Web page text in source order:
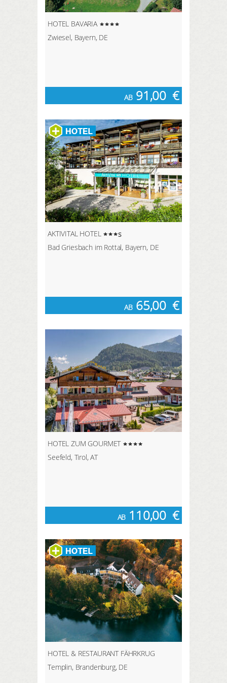
HOTEL BAVARIA
Zwiesel, Bayern, DE
AB 91,00 €
AKTIVITAL HOTEL
s
Bad Griesbach im Rottal, Bayern, DE
AB 65,00 €
HOTEL ZUM GOURMET
Seefeld, Tirol, AT
AB 110,00 €
HOTEL & RESTAURANT FÄHRKRUG
Templin, Brandenburg, DE